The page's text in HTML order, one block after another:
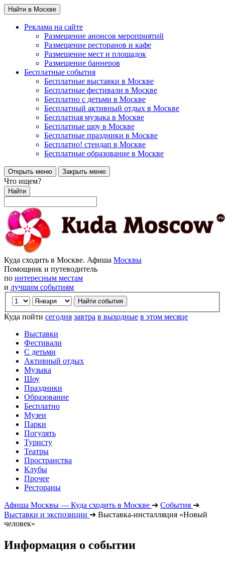
Найти в Москве
Реклама на сайте
Размещение анонсов мероприятий
Размещение ресторанов и кафе
Размещение мест и площадок
Размещение баннеров
Бесплатные события
Бесплатные выставки в Москве
Бесплатные фестивали в Москве
Бесплатно с детьми в Москве
Бесплатный активный отдых в Москве
Бесплатная музыка в Москве
Бесплатные шоу в Москве
Бесплатные праздники в Москве
Бесплатно! стендап в Москве
Бесплатные образование в Москве
Открыть меню Закрыть меню
Что ищем?
Найти
Куда сходить в Москве. Афиша Москвы
Помощник и путеводитель
по интересным местам
и лучшим событиям
Куда пойти сегодня завтра в выходные в этом месяце
Выставки
Фестивали
С детьми
Активный отдых
Музыка
Шоу
Праздники
Образование
Бесплатно
Музеи
Парки
Погулять
Туристу
Театры
Пространства
Клубы
Прочее
Рестораны
Афиша Москвы — Куда сходить в Москве ➔ События ➔
Выставки и экспозиции ➔ Выставка-инсталляция «Новый
человек»
Информация о событии